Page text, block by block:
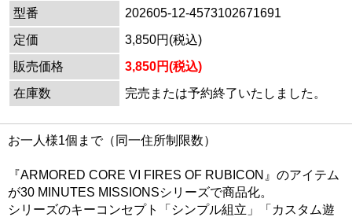
型番
202605-12-4573102671691
定価
3,850円(税込)
販売価格
3,850円(税込)
在庫数
完売または予約終了いたしました。
お一人様1個まで（同一住所制限数）
『ARMORED CORE VI FIRES OF RUBICON』のアイテム
が30 MINUTES MISSIONSシリーズで商品化。
シリーズのキーコンセプト「シンプル組立」「カスタム遊